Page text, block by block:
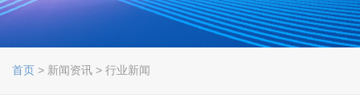
首页 > 新闻资讯 > 行业新闻